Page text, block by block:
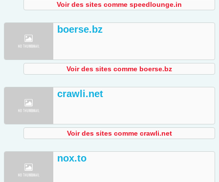
Voir des sites comme speedlounge.in
boerse.bz
Voir des sites comme boerse.bz
crawli.net
Voir des sites comme crawli.net
nox.to